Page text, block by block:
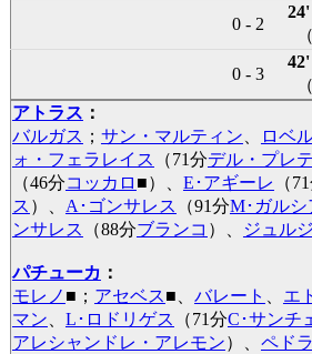
0 - 2
24'
（
0 - 3
（
アトラス ：
バルガス ； サン・マルティン ロベ
ォ・フェラレイス
（71分デル・プレテ
（46分コッカロ ■）、 E･アギーレ （
ス ）、 A･ゴンサレス （91分M･ガルシ
ンサレス
（88分ブランコ ）、 ジュル
パチューカ ：
モレノ ■ ； アセベス■ バレート
エ
マン
L･ロドリゲス （71分C･サンチ
アレシャンドレ・アレモン）、 ペド